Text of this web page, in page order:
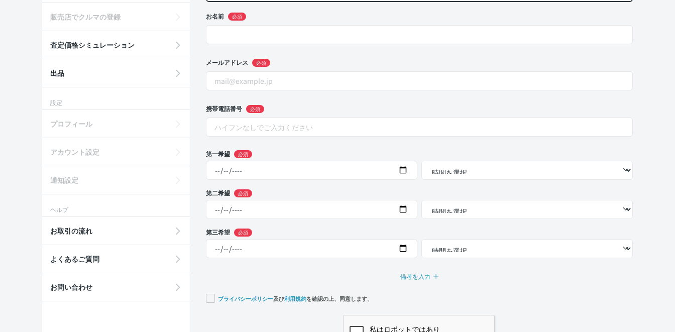
お名前 必須
メールアドレス 必須
携帯電話番号 必須
第一希望 必須
第二希望 必須
第三希望 必須
備考を入力
プライバシーポリシー及び利用規約を確認の上、同意します。
販売店でクルマの登録
査定価格シミュレーション
出品
設定
プロフィール
アカウント設定
通知設定
ヘルプ
お取引の流れ
よくあるご質問
お問い合わせ